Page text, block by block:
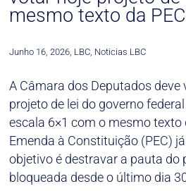
mesmo texto da PEC
Junho 16, 2026, LBC, Noticias LBC
A Câmara dos Deputados deve
projeto de lei do governo
escala 6×1 com o mesmo texto
Emenda à Constituição (PEC)
objetivo é destravar a pauta do
bloqueada desde o último dia